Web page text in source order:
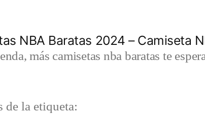
NBA Baratas 2024 – Camiseta
más camisetas nba baratas te
la etiqueta: